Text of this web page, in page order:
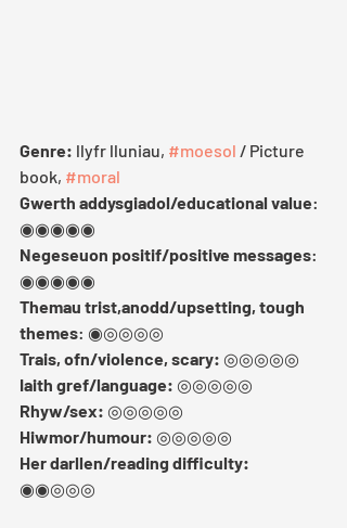
Genre: llyfr lluniau, #moesol / Picture
book, #moral
Gwerth addysgiadol/educational value:
◉◉◉◉◉
Negeseuon positif/positive messages:
◉◉◉◉◉
Themau trist,anodd/upsetting, tough
themes: ◉◎◎◎◎
Trais, ofn/violence, scary: ◎◎◎◎◎
Iaith gref/language: ◎◎◎◎◎
Rhyw/sex: ◎◎◎◎◎
Hiwmor/humour: ◎◎◎◎◎
Her darllen/reading difficulty:
◉◉◎◎◎